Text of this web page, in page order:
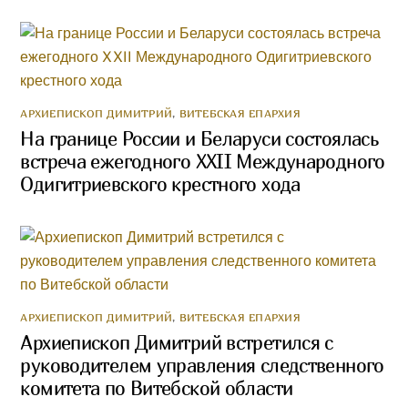
АРХИЕПИСКОП ДИМИТРИЙ, ВИТЕБСКАЯ ЕПАРХИЯ
На границе России и Беларуси состоялась
встреча ежегодного XXII Международного
Одигитриевского крестного хода
АРХИЕПИСКОП ДИМИТРИЙ, ВИТЕБСКАЯ ЕПАРХИЯ
Архиепископ Димитрий встретился с
руководителем управления следственного
комитета по Витебской области